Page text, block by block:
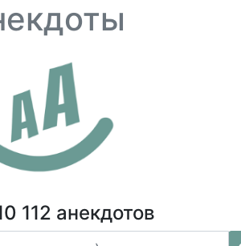
112 анекдотов